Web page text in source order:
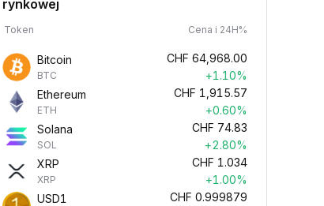
rynkowej
Token Cena i 24H%
Bitcoin
BTC
CHF 64,968.00
+1.10%
Ethereum
ETH
CHF 1,915.57
+0.60%
Solana
SOL
CHF 74.83
+2.80%
XRP
XRP
CHF 1.034
+1.00%
USD1
CHF 0.999879